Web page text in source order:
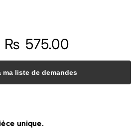
₨ 575.00
de
prix :
ma liste de demandes
unique.